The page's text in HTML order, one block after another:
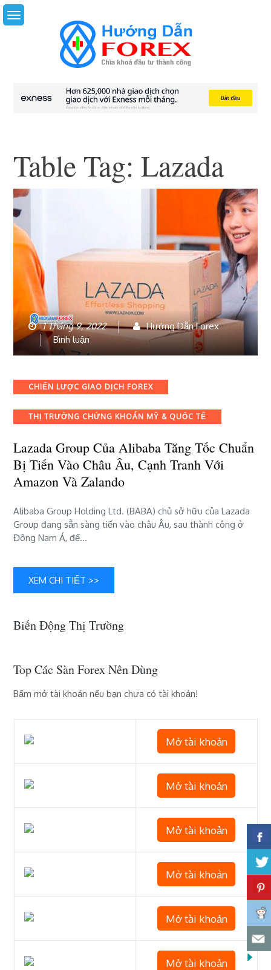
Skip
to
Table Tag:Lazada
1 Tháng 9, 2022
Hướng Dẫn Forex
Bình luậnbài
viết
Group
của
tăng
chuẩn
bị
tiến
vào
Âu,
cạnh
Amazon
và
Zalando
Categories
CHIẾN LƯỢC GIAO DỊCH FOREX
THỊ TRƯỜNG CHỨNG KHOÁN MỸ & QUỐC TẾ
Lazada Group Của Alibaba Tăng Tốc Chuẩn
Bị Tiến Vào Châu Âu, Cạnh Tranh Với
Amazon Và Zalando
Alibaba Group Holding Ltd. (BABA) chủ sở hữu của Lazada
Group đang sẵn sàng tiến vào châu Âu, sau thành công ở
Đông Nam Á, để…
XEM CHI TIẾT >>
Biến Động Thị Trường
Top Các Sàn Forex Nên Dùng
Bấm mở tài khoản nếu bạn chưa có tài khoản!
Mở tài khoản
Mở tài khoản
Mở tài khoản
Mở tài khoản
Mở tài khoản
Mở tài khoản